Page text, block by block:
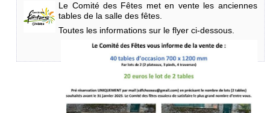
Le Comité des Fêtes met en vente les anciennes
tables de la salle des fêtes.
Toutes les informations sur le flyer ci-dessous.